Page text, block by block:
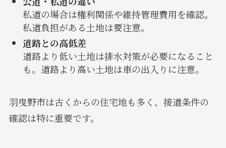
私道の場合は権利関係や維持管理費用を確認。
私道負担がある土地は要注意。
道路との高低差
道路より低い土地は排水対策が必要になること
も。道路より高い土地は車の出入りに注意。
羽曳野市は古くからの住宅地も多く、接道条件の
確認は特に重要です。